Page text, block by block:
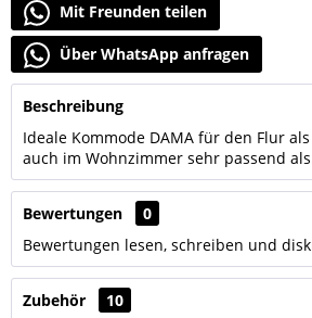
Mit Freunden teilen
Über WhatsApp anfragen
Beschreibung
Ideale Kommode DAMA für den Flur
auch im Wohnzimmer sehr passend
Bewertungen
0
Bewertungen lesen, schreiben und
Zubehör 10